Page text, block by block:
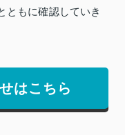
ともに確認していき
はこちら